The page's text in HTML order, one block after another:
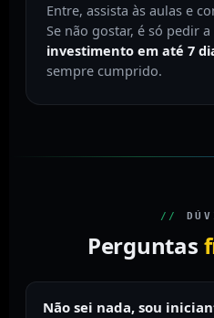
Entre, assista às aulas e
Se não gostar, é só pedir
investimento em até 7
sempre cumprido.
//
Perguntas
Não sei nada, sou